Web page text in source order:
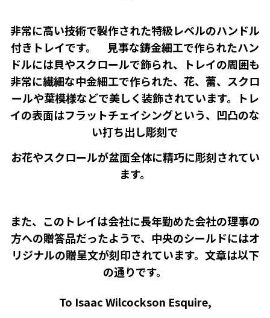
非常に高い技術で製作された特級レベルのハンドル
付きトレイです。 見事な鋳金細工で作られたハン
ドルには貝やスクロールで飾られ、トレイの周囲も
非常に繊細な中金細工で作られた、花、蕾、スクロ
ールや葉模様などで美しく装飾されています。トレ
イの表面はフラットチェイシングという、凹凸のな
い打ち出し彫刻で
お花やスクロールが盆面全体に精巧に彫刻されてい
ます。
また、このトレイは会社に長年勤めた会社の理事の
方への贈答品だったようで、中央のシールドにはオ
リジナルの贈呈文が刻印されています。文章は以下
の通りです。
To Isaac Wilcockson Esquire,